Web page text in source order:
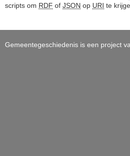
scripts om RDF of JSON op URI te
Gemeentegeschiedenis is een project